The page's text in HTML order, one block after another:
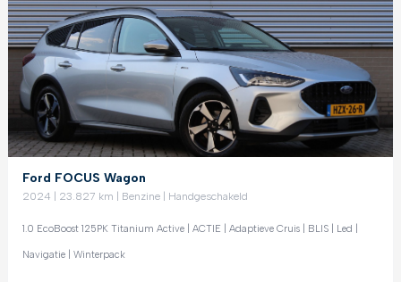
Ford FOCUS Wagon
2024 | 23.827 km | Benzine | Handgeschakeld
1.0 EcoBoost 125PK Titanium Active | ACTIE | Adaptieve Cruis | BLIS | Led |
Navigatie | Winterpack